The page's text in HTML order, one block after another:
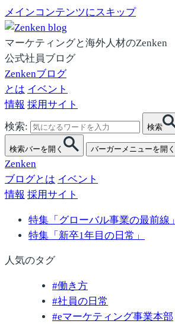
メインコンテンツにスキップ
マーケティングと海外人材のZenken
公式社員ブログ
Zenkenブログ
とは イベント
情報 採用サイト
検索:
検索
検索バーを開く バーガーメニューを開く
Zenken
ブログとは イベント
情報 採用サイト
特集「グローバル事業の最前線」
特集「新卒1年目の日常」
人気のタグ
#働き方
#社員の日常
#eマーケティング事業本部